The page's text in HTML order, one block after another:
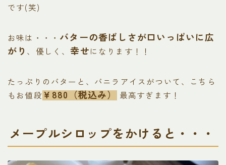
です(笑)
お味は・・・ バターの香ばしさが口いっぱいに広
がり 、優しく、幸せになります！！
たっぷりのバターと、バニラアイスがついて、こちら
もお値段￥880（税込み） 最高すぎます！
メープルシロップをかけると・・・